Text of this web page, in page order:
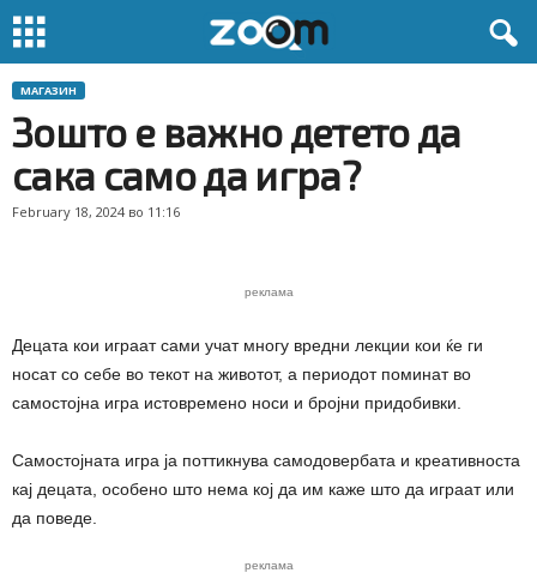
МАГАЗИН
Зошто е важно детето да
сака само да игра?
February 18, 2024 во 11:16
реклама
Децата кои играат сами учат многу вредни лекции кои ќе ги
носат со себе во текот на животот, а периодот поминат во
самостојна игра истовремено носи и бројни придобивки.
Самостојната игра ја поттикнува самодовербата и креативноста
кај децата, особено што нема кој да им каже што да играат или
да поведе.
реклама